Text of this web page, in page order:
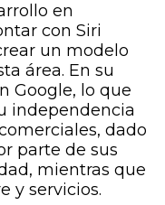
en
con Siri
un modelo
área. En su
Google, lo que
independencia
dado
parte de sus
mientras que
y servicios.